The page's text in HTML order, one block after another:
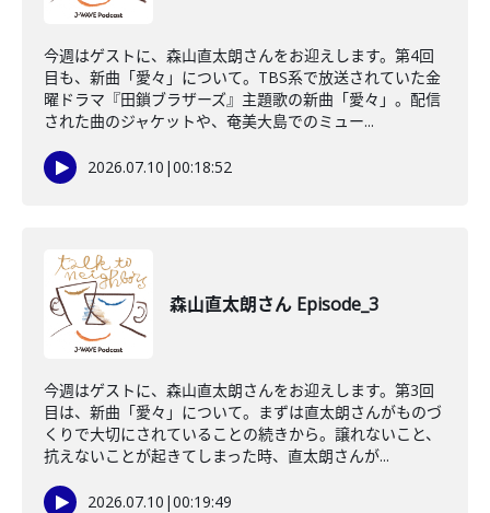
今週はゲストに、森山直太朗さんをお迎えします。第4回
目も、新曲「愛々」について。TBS系で放送されていた金
曜ドラマ『田鎖ブラザーズ』主題歌の新曲「愛々」。配信
された曲のジャケットや、奄美大島でのミュー...
2026.07.10 |00:18:52
森山直太朗さん Episode_3
今週はゲストに、森山直太朗さんをお迎えします。第3回
目は、新曲「愛々」について。まずは直太朗さんがものづ
くりで大切にされていることの続きから。譲れないこと、
抗えないことが起きてしまった時、直太朗さんが...
2026.07.10 |00:19:49